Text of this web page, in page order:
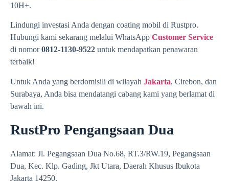
10H+.
Lindungi investasi Anda dengan coating mobil di Rustpro.
Hubungi kami sekarang melalui WhatsApp Customer Service
di nomor0812-1130-9522 untuk mendapatkan penawaran
terbaik!
Untuk Anda yang berdomisili di wilayah Jakarta, Cirebon, dan
Surabaya, Anda bisa mendatangi cabang kami yang berlamat di
bawah ini.
RustPro Pengangsaan Dua
Alamat: Jl. Pegangsaan Dua No.68, RT.3/RW.19, Pegangsaan
Dua, Kec. Klp. Gading, Jkt Utara, Daerah Khusus Ibukota
Jakarta 14250.